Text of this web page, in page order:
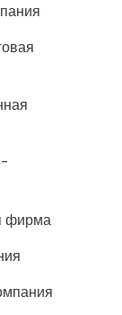
фирма